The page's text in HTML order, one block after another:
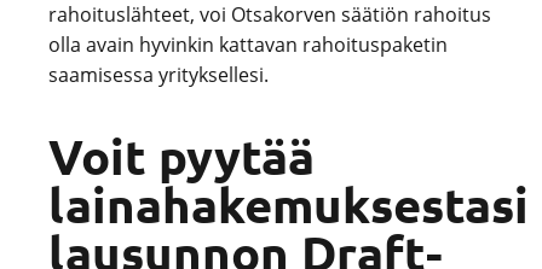
rahoituslähteet, voi Otsakorven säätiön rahoitus
olla avain hyvinkin kattavan rahoituspaketin
saamisessa yrityksellesi.
Voit pyytää
lainahakemuksestasi
lausunnon Draft-